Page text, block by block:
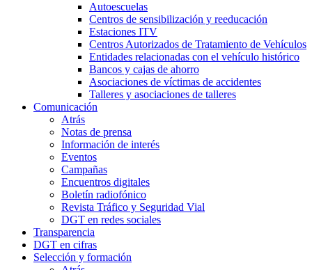
Autoescuelas
Centros de sensibilización y reeducación
Estaciones ITV
Centros Autorizados de Tratamiento de Vehículos
Entidades relacionadas con el vehículo histórico
Bancos y cajas de ahorro
Asociaciones de víctimas de accidentes
Talleres y asociaciones de talleres
Comunicación
Atrás
Notas de prensa
Información de interés
Eventos
Campañas
Encuentros digitales
Boletín radiofónico
Revista Tráfico y Seguridad Vial
DGT en redes sociales
Transparencia
DGT en cifras
Selección y formación